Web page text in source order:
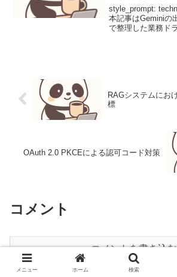
style_prompt:
本記事はGeminiの
で整理した業務ド
RAGシステムにお
標
OAuth 2.0 PKCEによる認可コード対策
コメント
コメントを書き込む
メニュー ホーム 検索